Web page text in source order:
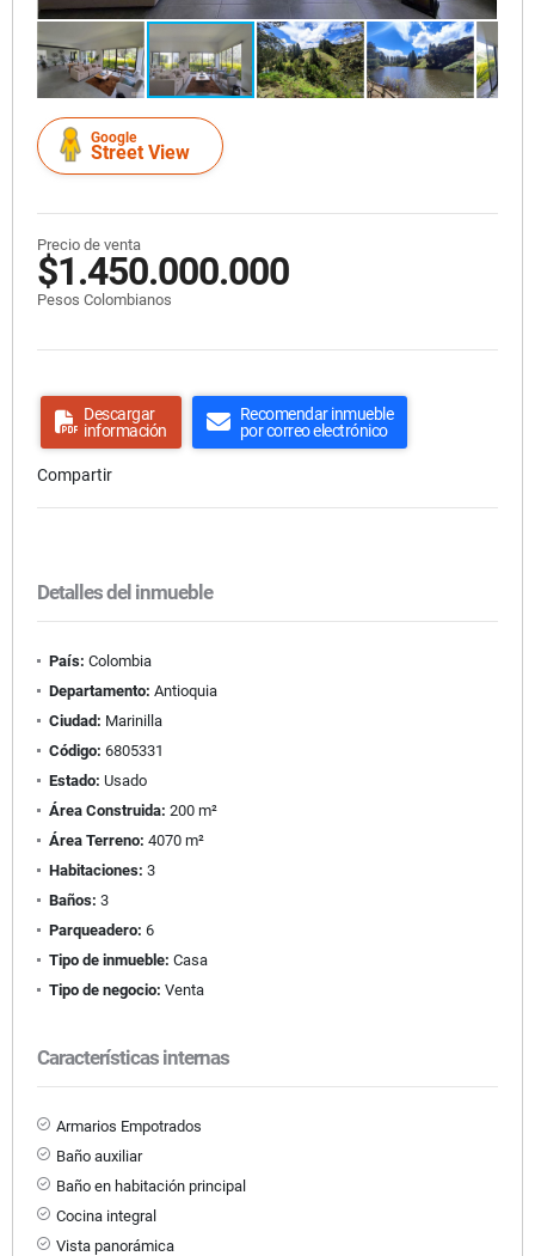
Google
Street View
Precio de venta
$1.450.000.000
Pesos Colombianos
Descargar
información
Recomendar inmueble
por correo electrónico
Compartir
Detalles del inmueble
País: Colombia
Departamento: Antioquia
Ciudad: Marinilla
Código: 6805331
Estado: Usado
Área Construida: 200 m²
Área Terreno: 4070 m²
Habitaciones: 3
Baños: 3
Parqueadero: 6
Tipo de inmueble: Casa
Tipo de negocio: Venta
Características internas
Armarios Empotrados
Baño auxiliar
Baño en habitación principal
Cocina integral
Vista panorámica